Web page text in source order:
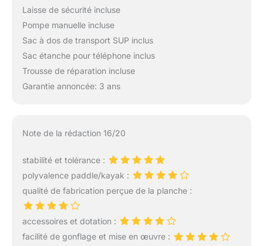
Laisse de sécurité incluse
Pompe manuelle incluse
Sac à dos de transport SUP inclus
Sac étanche pour téléphone inclus
Trousse de réparation incluse
Garantie annoncée: 3 ans
Note de la rédaction 16/20
stabilité et tolérance :
polyvalence paddle/kayak :
qualité de fabrication perçue de la planche :
accessoires et dotation :
facilité de gonflage et mise en œuvre :